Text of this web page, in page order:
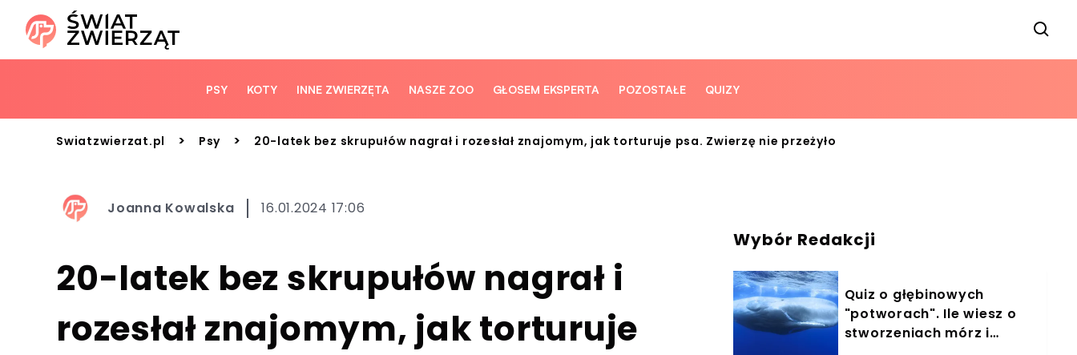
PSY KOTY INNE ZWIERZĘTA NASZE ZOO GŁOSEM EKSPERTA POZOSTAŁE QUIZY
Swiatzwierzat.pl > Psy > 20-latek bez skrupułów nagrał i rozesłał znajomym, jak torturuje psa. Zwierzę nie przeżyło
Joanna Kowalska 16.01.2024 17:06
20-latek bez skrupułów nagrał i
rozesłał znajomym, jak torturuje
Wybór Redakcji
Quiz o głębinowych
"potworach". Ile wiesz o
stworzeniach mórz i